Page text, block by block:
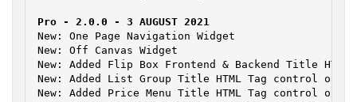
New: One Page Navigation Widget
New: Off Canvas Widget
New: Added Flip Box Frontend & Backend Title
New: Added List Group Title HTML Tag control
New: Added Price Menu Title HTML Tag control